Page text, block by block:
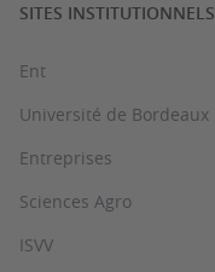
SITES INSTITUTIONNELS
Ent
Université de Bordeaux
Entreprises
Sciences Agro
ISVV